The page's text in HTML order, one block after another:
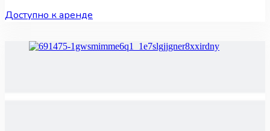
Доступно к аренде